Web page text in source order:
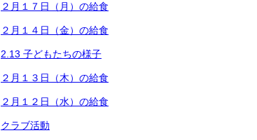
２月１７日（月）の給食
２月１４日（金）の給食
2.13 子どもたちの様子
２月１３日（木）の給食
２月１２日（水）の給食
クラブ活動